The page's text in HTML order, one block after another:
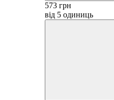
573 грн
від 5 одиниць